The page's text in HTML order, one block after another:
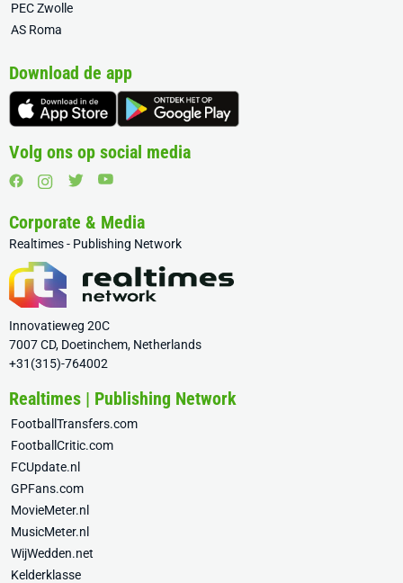
PEC Zwolle
AS Roma
Download de app
Volg ons op social media
Corporate & Media
Realtimes - Publishing Network
Innovatieweg 20C
7007 CD, Doetinchem, Netherlands
+31(315)-764002
Realtimes | Publishing Network
FootballTransfers.com
FootballCritic.com
FCUpdate.nl
GPFans.com
MovieMeter.nl
MusicMeter.nl
WijWedden.net
Kelderklasse